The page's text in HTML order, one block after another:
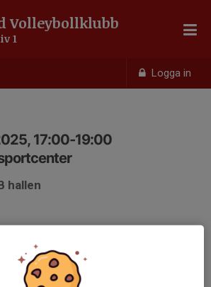
Logga in
Volleybollklubb
1
17:00-19:00
hallen